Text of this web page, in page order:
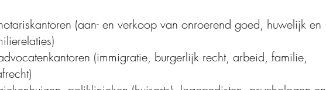
(aan- en verkoop van onroerend goed, huwelijk en
(immigratie, burgerlijk recht, arbeid, familie,